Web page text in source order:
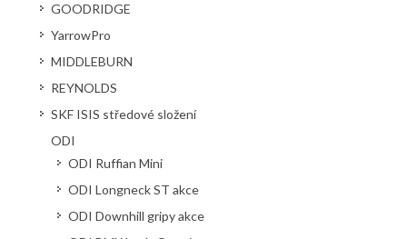
GOODRIDGE
YarrowPro
MIDDLEBURN
REYNOLDS
SKF ISIS středové složení
ODI
ODI Ruffian Mini
ODI Longneck ST akce
ODI Downhill gripy akce